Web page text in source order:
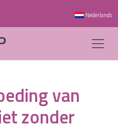
Nederlands
van
zonder